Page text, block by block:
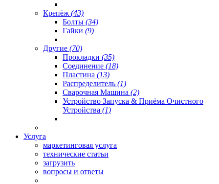
Крепёж (43)
Болты (34)
Гайки (9)
Другие (70)
Прокладки (35)
Соединение (18)
Пластина (13)
Распределитель (1)
Сварочная Машина (2)
Устройство Запуска & Приёма Очистного
Устройства (1)
Услуга
маркетинговая услуга
технические статьи
загрузить
вопросы и ответы